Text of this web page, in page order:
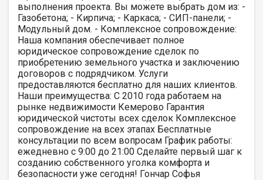
выполнения проекта. Вы можете выбрать дом из: -
Газобетона; - Кирпича; - Каркаса; - СИП-панели; -
Модульный дом. - Комплексное сопровождение:
Наша компания обеспечивает полное
юридическое сопровождение сделок по
приобретению земельного участка и заключению
договоров с подрядчиком. Услуги
предоставляются бесплатно для наших клиентов.
Наши преимущества: С 2010 года работаем на
рынке недвижимости Кемерово Гарантия
юридической чистоты всех сделок Комплексное
сопровождение на всех этапах Бесплатные
консультации по всем вопросам График работы:
ежедневно с 9:00 до 21:00 Сделайте первый шаг к
созданию собственного уголка комфорта и
безопасности уже сегодня! Гончар Софья